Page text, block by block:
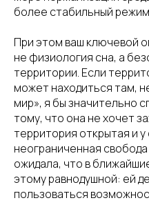
более стабильный
При этом ваш ключевой
не физиология сна, а
территории. Если
может находиться там,
мир», я бы значительно
тому, что она не хочет
территория открытая и
неограниченная
ожидала, что в
этому равнодушной: ей
пользоваться